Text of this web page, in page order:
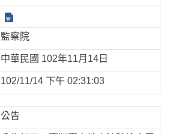
監察院
中華民國 102年11月14日
102/11/14 下午 02:31:03
公告